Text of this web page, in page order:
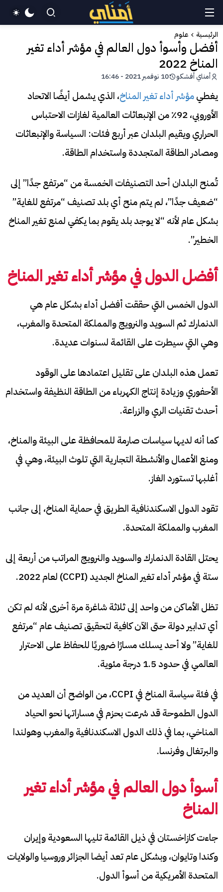
الرئيسية علوم
أفضل وأسوأ دول العالم في مؤشر أداء تغير
المناخ 2022
أمناي أفشكو 10 نوفمبر 2021 - 16:46
يغطيمؤشر أداء تغير المناخ، الذي يشمل أيضًا الاتحاد
الأوروبي، 92٪ من الإنبعاثات العالمية لغازات الاحتباس
الحراري ويقيم البلدان عبر أربع فئات: السياسة والإنبعاثات
ومصادر الطاقة المتجددة واستخدام الطاقة.
تُمنح البلدان أحد التصنيفات الخمسة من “مرتفع جدًا” إلى
“ضعيف جدًا”، لم يتم منح أي بلد تصنيف “مرتفع للغاية”
بشكل عام لأنه “لا يوجد بلد يقوم بما يكفي لمنع تغير المناخ
الخطير”.
أفضل الدولفي مؤشر أداء تغير المناخ
الدول الخمس التي حققت أفضل أداء بشكل عام هي
الدنمارك ثم السويد والنرويج والمملكة المتحدة والمغرب،
وهي التي سيطرت على القائمة لسنوات عديدة.
تعمل هذه البلدان على تقليل اعتمادها على الوقود
الأحفوري وزيادة إنتاج الكهرباء من الطاقة النظيفة واستخدام
أحدث تقنيات الري والزراعة.
كما أنه لديها سياسات صارمة للمحافظة على البيئة والمناخ،
ومنع الأعمال والأنشطة التجارية التي تلوث البيئة، وهي في
أغلبها تستورد الغاز.
تقود الدول الاسكندنافية الطريق في حماية المناخ، إلى جانب
المغرب والمملكة المتحدة.
يحتل القادة الدنمارك والسويد والنرويج المراتب من أربعة إلى
ستة في مؤشر أداء تغير المناخ الجديد (CCPI) لعام 2022.
تظل الأماكن من واحد إلى ثلاثة شاغرة مرة أخرى لأنه لم تكن
أي تدابير دولة حتى الآن كافية لتحقيق تصنيف عام “مرتفع
للغاية” ولا أحد يسلك مسارًا ضروريًا للحفاظ على الاحترار
العالمي في حدود 1.5 درجة مئوية.
في فئة سياسة المناخ في CCPI، من الواضح أن العديد من
الدول الطموحة قد شرعت بحزم في مساراتها نحو الحياد
المناخي، بما في ذلك الدول الاسكندنافية والمغرب وهولندا
والبرتغال وفرنسا.
أسوأ دول العالم في مؤشر أداء تغير
المناخ
جاءت كازاخستان في ذيل القائمة تليها السعودية وإيران
وكندا وتايوان، وبشكل عام تعد أيضا الجزائر وروسيا والولايات
المتحدة الأمريكية من أسوأ الدول.